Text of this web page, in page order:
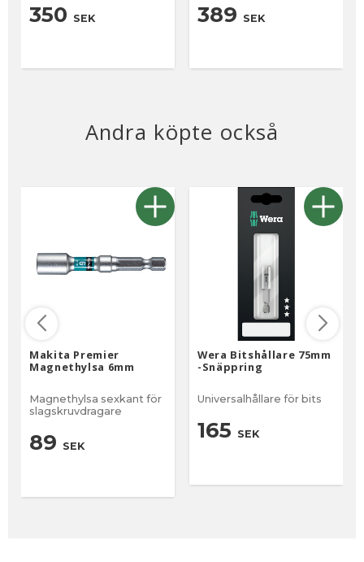
350 SEK 389 SEK
Andra köpte också
Makita Premier
Magnethylsa 6mm
Magnethylsa sexkant för
slagskruvdragare
89 SEK
Wera Bitshållare 75mm
-Snäppring
Universalhållare för bits
165 SEK